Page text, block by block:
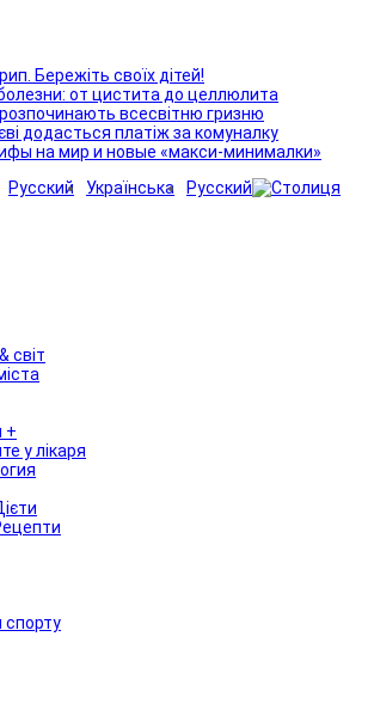
Бережіть своїх дітей!
от цистита до целлюлита
всесвітню гризню
додасться платіж за комуналку
на мир и новые «макси-минималки»
Русский Українська Русский
світ
+
у лікаря
спорту